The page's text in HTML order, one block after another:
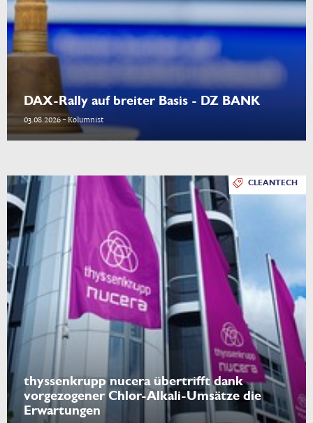
DAX-Rally auf breiter Basis - DZ BANK
03.08.2026 - Kolumnist
CLEANTECH
thyssenkrupp nucera übertrifft dank
vorgezogener Chlor-Alkali-Umsätze die
Erwartungen